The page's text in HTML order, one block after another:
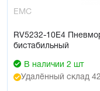
EMC
RV5232-10E4
бистабильный
В наличии 2 шт
Удалённый склад